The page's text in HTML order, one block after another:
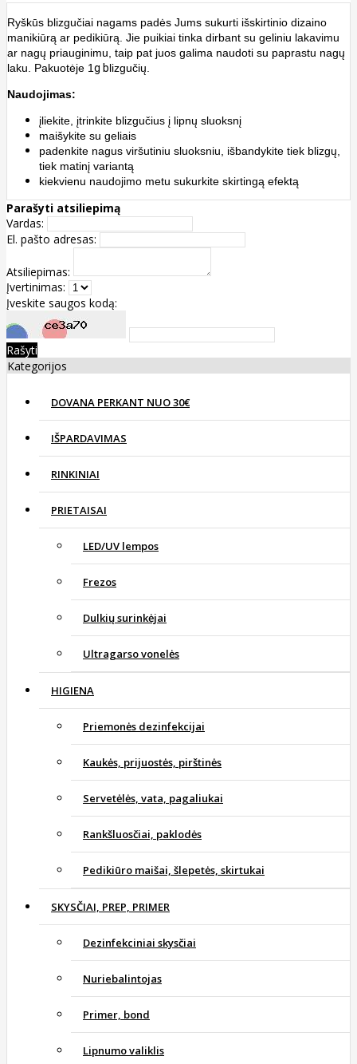
Ryškūs blizgučiai nagams padės Jums sukurti išskirtinio dizaino
manikiūrą ar pedikiūrą. Jie puikiai tinka dirbant su geliniu lakavimu
ar nagų priauginimu, taip pat juos galima naudoti su paprastu nagų
laku. Pakuotėje 1g blizgučių.
Naudojimas:
įliekite, įtrinkite blizgučius į lipnų sluoksnį
maišykite su geliais
padenkite nagus viršutiniu sluoksniu, išbandykite tiek blizgų,
tiek matinį variantą
kiekvienu naudojimo metu sukurkite skirtingą efektą
Parašyti atsiliepimą
Vardas:
El. pašto adresas:
Atsiliepimas:
Įvertinimas:
Įveskite saugos kodą:
Rašyti
Kategorijos
DOVANA PERKANT NUO 30€
IŠPARDAVIMAS
RINKINIAI
PRIETAISAI
LED/UV lempos
Frezos
Dulkių surinkėjai
Ultragarso vonelės
HIGIENA
Priemonės dezinfekcijai
Kaukės, prijuostės, pirštinės
Servetėlės, vata, pagaliukai
Rankšluosčiai, paklodės
Pedikiūro maišai, šlepetės, skirtukai
SKYSČIAI, PREP, PRIMER
Dezinfekciniai skysčiai
Nuriebalintojas
Primer, bond
Lipnumo valiklis